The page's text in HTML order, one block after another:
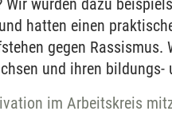
wurden dazu
hatten einen
gegen
und ihren
im Arbeitskreis